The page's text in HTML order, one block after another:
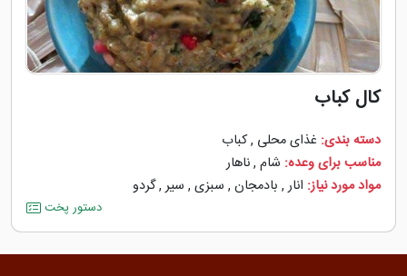
کال کباب
دسته بندی: غذای محلی ,کباب
مناسب برای وعده: شام ,ناهار
مواد مورد نیاز: انار, بادمجان , سبزی , سیر,گردو
دستور پخت